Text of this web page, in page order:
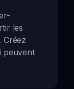
les
Créez
peuvent